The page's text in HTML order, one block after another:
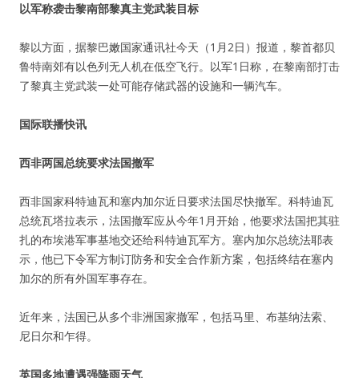
以军称袭击黎南部黎真主党武装目标
黎以方面，据黎巴嫩国家通讯社今天（1月2日）报道，黎首都贝
鲁特南郊有以色列无人机在低空飞行。以军1日称，在黎南部打击
了黎真主党武装一处可能存储武器的设施和一辆汽车。
国际联播快讯
西非两国总统要求法国撤军
西非国家科特迪瓦和塞内加尔近日要求法国尽快撤军。科特迪瓦
总统瓦塔拉表示，法国撤军应从今年1月开始，他要求法国把其驻
扎的布埃港军事基地交还给科特迪瓦军方。塞内加尔总统法耶表
示，他已下令军方制订防务和安全合作新方案，包括终结在塞内
加尔的所有外国军事存在。
近年来，法国已从多个非洲国家撤军，包括马里、布基纳法索、
尼日尔和乍得。
英国多地遭遇强降雨天气